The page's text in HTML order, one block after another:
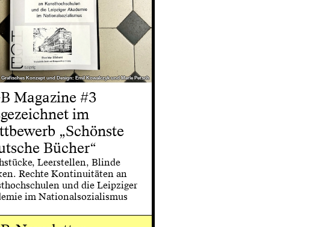
Konzept und Design: Emil Kowalczyk und Merle Petsch
Konzept und Design: Emil Kowalczyk und Merle Petsch
Magazine #3
im
„Schönste
Bücher“
Leerstellen, Blinde
Rechte Kontinuitäten an
und die Leipziger
im Nationalsozialismus